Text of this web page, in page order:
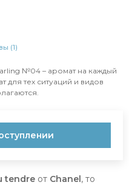
(1)
№04 – аромат на каждый
для тех ситуаций и видов
tendre от Chanel, то